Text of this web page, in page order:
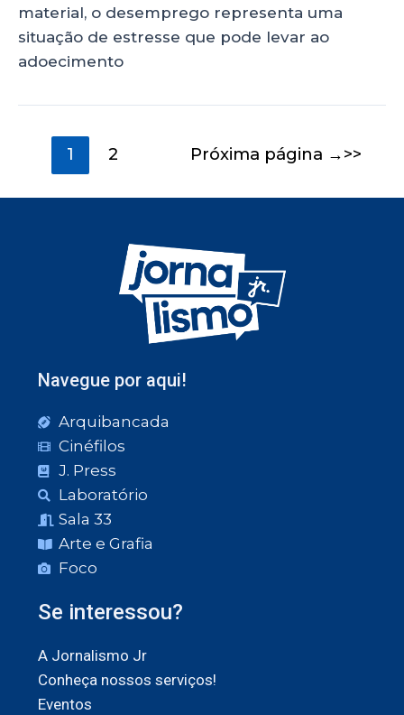
material, o desemprego representa uma
situação de estresse que pode levar ao
adoecimento
1 2 Próxima página →
Navegue por aqui!
Arquibancada
Cinéfilos
J. Press
Laboratório
Sala 33
Arte e Grafia
Foco
Se interessou?
A Jornalismo Jr
Conheça nossos serviços!
Eventos